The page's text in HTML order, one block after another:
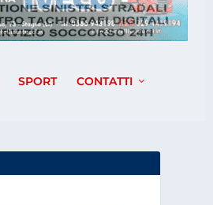
SPORT CONTATTI